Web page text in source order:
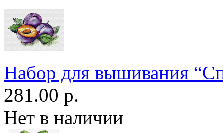
Набор для вышивания
281.00 р.
Нет в наличии